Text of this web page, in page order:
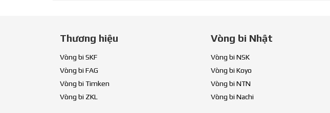
Thương hiệu
Vòng bi SKF
Vòng bi FAG
Vòng bi Timken
Vòng bi ZKL
Vòng bi Nhật
Vòng bi NSK
Vòng bi Koyo
Vòng bi NTN
Vòng bi Nachi